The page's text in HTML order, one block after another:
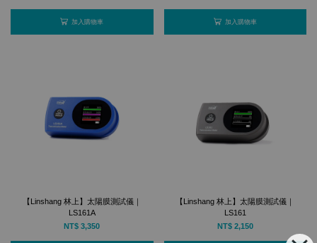
加入購物車 加入購物車
【Linshang 林上】太陽膜測試儀｜
LS161A
NT$ 3,350
【Linshang 林上】太陽膜測試儀｜
LS161
NT$ 2,150